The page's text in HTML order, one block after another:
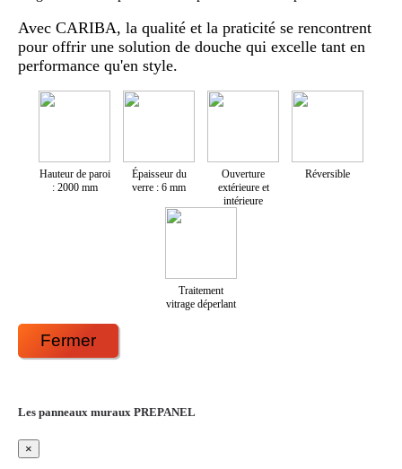
Avec CARIBA, la qualité et la praticité se rencontrent
pour offrir une solution de douche qui excelle tant en
performance qu'en style.
Hauteur de paroi
: 2000 mm
Épaisseur du
verre : 6 mm
Ouverture
extérieure et
intérieure
Réversible
Traitement
vitrage déperlant
Fermer
Les panneaux muraux PREPANEL
×